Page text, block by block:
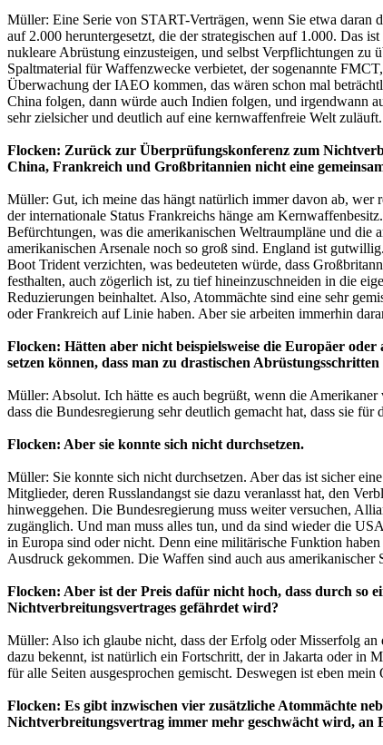
Müller: Eine Serie von START-Verträgen, wenn Sie etwa daran
auf 2.000 heruntergesetzt, die der strategischen auf 1.000. Das
nukleare Abrüstung einzusteigen, und selbst Verpflichtungen zu
Spaltmaterial für Waffenzwecke verbietet, der sogenannte
Überwachung der IAEO kommen, das wären schon mal
China folgen, dann würde auch Indien folgen, und irgendwann
sehr zielsicher und deutlich auf eine kernwaffenfreie Welt zuläuft.
Flocken: Zurück zur Überprüfungskonferenz zum
China, Frankreich und Großbritannien nicht eine
Müller: Gut, ich meine das hängt natürlich immer davon ab, wer
der internationale Status Frankreichs hänge am
Befürchtungen, was die amerikanischen Weltraumpläne und die
amerikanischen Arsenale noch so groß sind. England ist
Boot Trident verzichten, was bedeuteten würde, dass
festhalten, auch zögerlich ist, zu tief hineinzuschneiden in die
Reduzierungen beinhaltet. Also, Atommächte sind eine sehr
oder Frankreich auf Linie haben. Aber sie arbeiten immerhin
Flocken: Hätten aber nicht beispielsweise die Europäer
setzen können, dass man zu drastischen
Müller: Absolut. Ich hätte es auch begrüßt, wenn die
dass die Bundesregierung sehr deutlich gemacht hat, dass sie
Flocken: Aber sie konnte sich nicht durchsetzen.
Müller: Sie konnte sich nicht durchsetzen. Aber das ist sicher
Mitglieder, deren Russlandangst sie dazu veranlasst hat, den
hinweggehen. Die Bundesregierung muss weiter versuchen,
zugänglich. Und man muss alles tun, und da sind wieder die
in Europa sind oder nicht. Denn eine militärische Funktion
Ausdruck gekommen. Die Waffen sind auch aus
Flocken: Aber ist der Preis dafür nicht hoch, dass durch so
Nichtverbreitungsvertrages gefährdet wird?
Müller: Also ich glaube nicht, dass der Erfolg oder Misserfolg an
dazu bekennt, ist natürlich ein Fortschritt, der in Jakarta oder in
für alle Seiten ausgesprochen gemischt. Deswegen ist eben
Flocken: Es gibt inzwischen vier zusätzliche Atommächte
Nichtverbreitungsvertrag immer mehr geschwächt wird, an